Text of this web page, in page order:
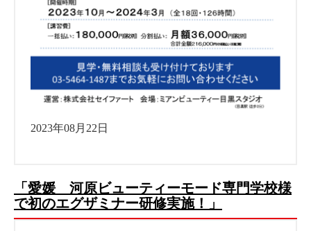
2023年08月22日
「愛媛 河原ビューティーモード専門学校様
で初のエグザミナー研修実施！」